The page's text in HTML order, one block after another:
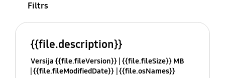
Filtrs
{{file.description}}
Versija {{file.fileVersion}} {{file.fileSize}} MB
{{file.fileModifiedDate}} {{file.osNames}}